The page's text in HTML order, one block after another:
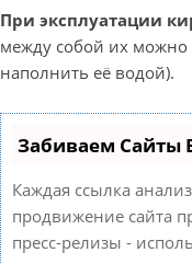
При эксплуатации
между собой их можно
наполнить её водой).
Забиваем Сайты
Каждая ссылка
продвижение сайта
пресс-релизы -